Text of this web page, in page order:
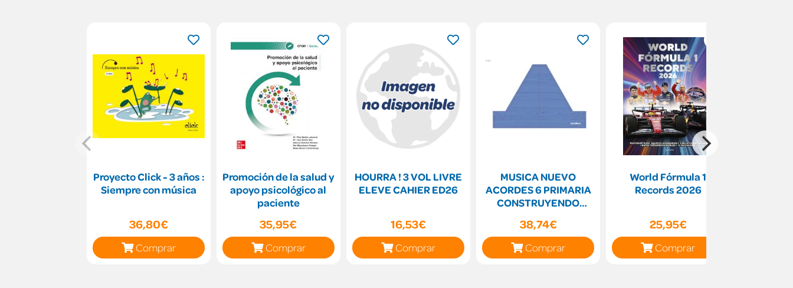
Proyecto Click - 3 años :
Siempre con música
36,80€
Comprar
Promoción de la salud y
apoyo psicológico al
paciente
35,95€
Comprar
HOURRA ! 3 VOL LIVRE
ELEVE CAHIER ED26
16,53€
Comprar
MUSICA NUEVO
ACORDES 6 PRIMARIA
CONSTRUYENDO
38,74€
Comprar
World Fórmula 1
Records 2026
25,95€
Comprar